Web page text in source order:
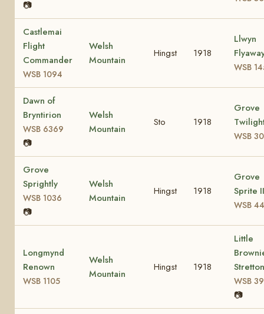
📷
Castlemai
Flight
Commander
WSB 1094
Welsh
Mountain
Hingst 1918
Llwyn
WSB
Dawn of
Bryntirion
WSB 6369
📷
Welsh
Mountain
Sto 1918
Grove
WSB
Grove
Sprightly
WSB 1036
📷
Welsh
Mountain
Hingst 1918
Grove
Sprite II
WSB
Longmynd
Renown
WSB 1105
Welsh
Mountain
Hingst 1918
Little
Stretton
WSB
📷